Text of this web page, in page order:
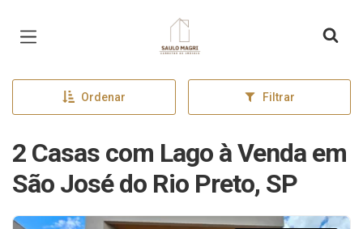
Página inicial
Ordenar Filtrar
2 Casas com Lago à Venda em
São José do Rio Preto, SP